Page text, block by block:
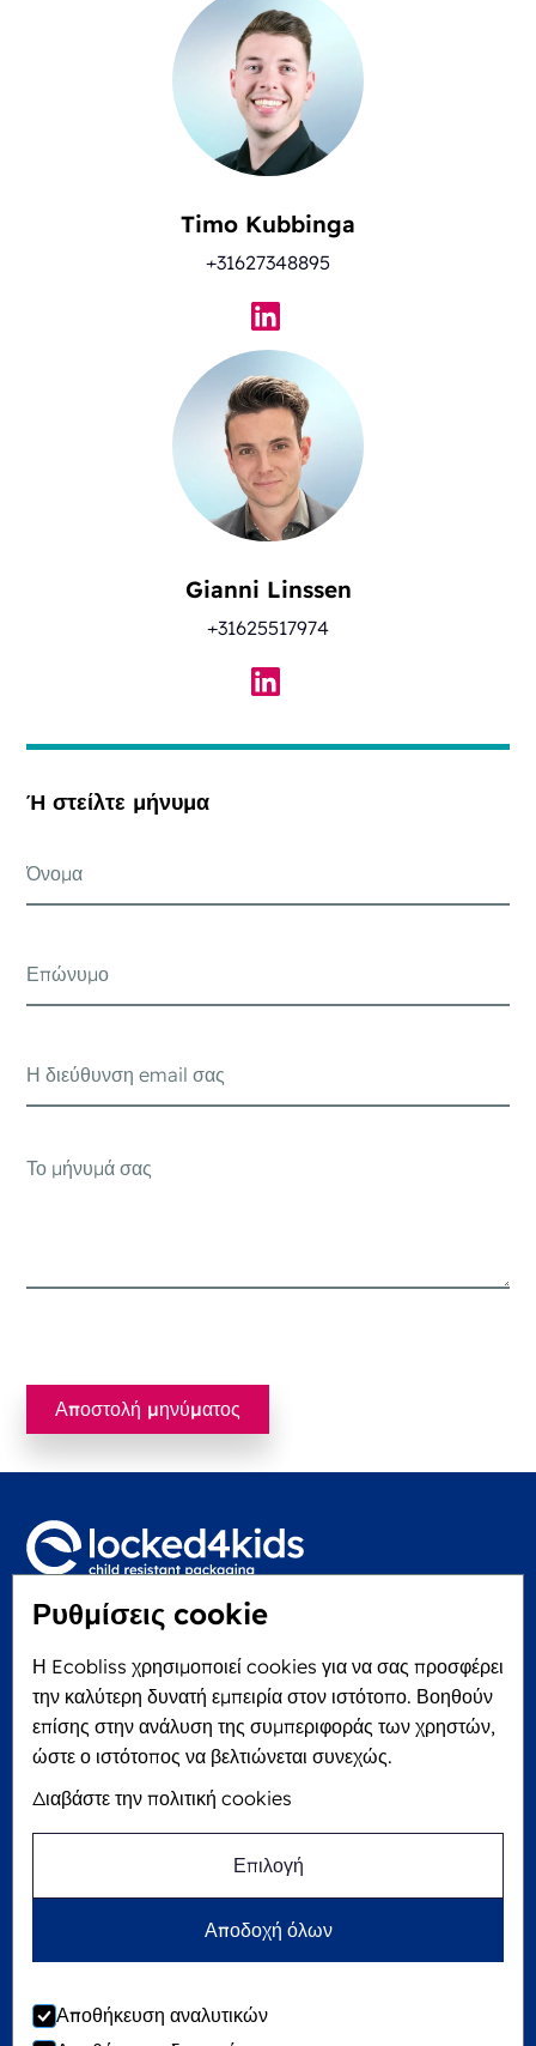
Ρυθμίσεις cookie
Η Ecobliss χρησιμοποιεί cookies για να σας προσφέρει
την καλύτερη δυνατή εμπειρία στον ιστότοπο. Βοηθούν
επίσης στην ανάλυση της συμπεριφοράς των χρηστών,
ώστε ο ιστότοπος να βελτιώνεται συνεχώς.
Διαβάστε την πολιτική cookies
Επιλογή
Αποδοχή όλων
Αποθήκευση αναλυτικών
Timo Kubbinga
+31627348895
Gianni Linssen
+31625517974
Ή στείλτε μήνυμα
Locked4Kids B.V.
6101 XJ Echt, The Netherlands
KVK: 60610182
+31 475 390 550
Η Ecobliss είναι FSC® πιστοποιημένη με αριθμό